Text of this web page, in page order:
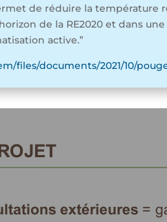
de réduire la
de la RE2020 et dans
active.”
files/documents/2021/10/